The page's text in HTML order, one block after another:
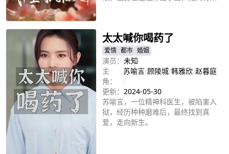
太太喊你喝药了
爱情 都市 婚姻
演员： 未知
主
角：
苏喻言/顾陵城/韩雅欣/赵暮庭
/
更新： 2024-05-30
苏喻言，一位精神科医生，被陷害入
狱，经历种种磨难后，最终找到真
爱，走向新生。